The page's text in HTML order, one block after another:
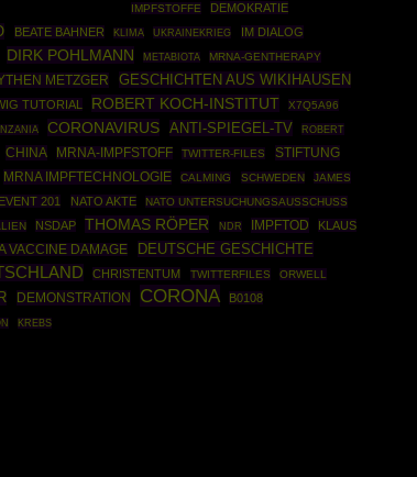
IMPFSTOFFE
DEMOKRATIE
BEATE BAHNER KLIMA UKRAINEKRIEG IM DIALOG
DIRK POHLMANN METABIOTA MRNA-GENTHERAPY
METZGER GESCHICHTEN AUS WIKIHAUSEN
TUTORIAL ROBERT KOCH-INSTITUT X7Q5A96
CORONAVIRUS ANTI-SPIEGEL-TV
ROBERT
CHINA MRNA-IMPFSTOFF TWITTER-FILES
STIFTUNG
MRNA IMPFTECHNOLOGIE CALMING SCHWEDEN
JAMES
EVENT 201 NATO AKTE
NATO UNTERSUCHUNGSAUSSCHUSS
NSDAP THOMAS RÖPER NDR IMPFTOD
KLAUS
VACCINE DAMAGE DEUTSCHE GESCHICHTE
CHRISTENTUM TWITTERFILES
ORWELL
DEMONSTRATION CORONA B0108
KREBS